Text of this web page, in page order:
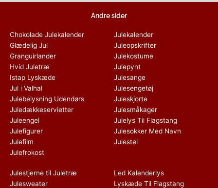
Andre sider
Chokolade Julekalender
Glædelig Jul
Granguirlander
Hvid Juletræ
Istap Lyskæde
Jul i Valhal
Julebelysning Udendørs
Juledækkeservietter
Juleengel
Julefigurer
Julefilm
Julefrokost
Julekalender
Juleopskrifter
Julekostume
Julepynt
Julesange
Julesengetøj
Juleskjorte
Julesmåkager
Julelys Til Flagstang
Julesokker Med Navn
Julestel
Julestjerne til Juletræ
Julesweater
Led Kalenderlys
Lyskæde Til Flagstang